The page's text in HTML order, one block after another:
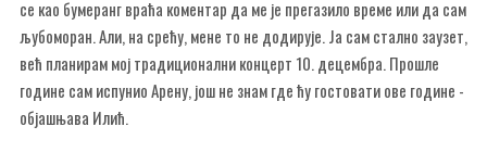
се као бумеранг враћа коментар да ме је прегазило време или да сам
љубоморан. Али, на срећу, мене то не додирује. Ја сам стално заузет,
већ планирам мој традиционални концерт 10. децембра. Прошле
године сам испунио Арену, још не знам где ћу гостовати ове године -
објашњава Илић.